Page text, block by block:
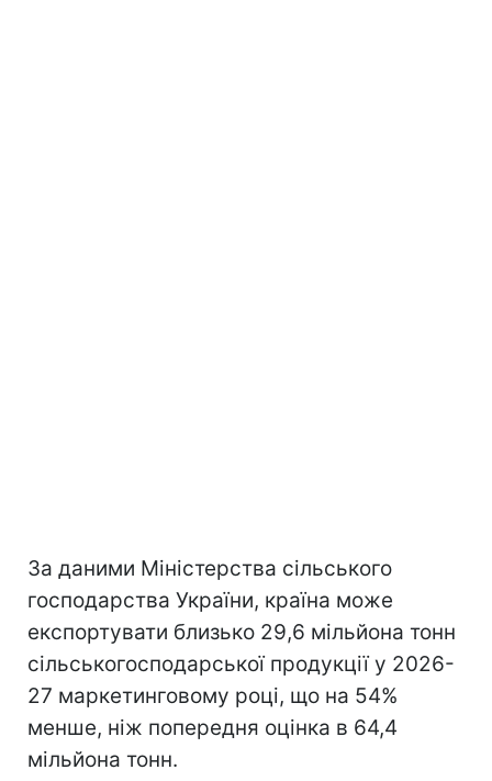
За даними Міністерства сільського
господарства України, країна може
експортувати близько 29,6 мільйона тонн
сільськогосподарської продукції у 2026-
27 маркетинговому році, що на 54%
менше, ніж попередня оцінка в 64,4
мільйона тонн.